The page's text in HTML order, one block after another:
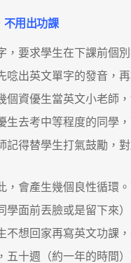
不用出功課
，要求學生在下課前個
唸出英文單字的發音，
個資優生當英文小老師
生去考中等程度的同學
記得替學生打氣鼓勵，
，會產生幾個良性循環
學面前丟臉或是留下來
不想回家再寫英文功課
五十週（約一年的時間